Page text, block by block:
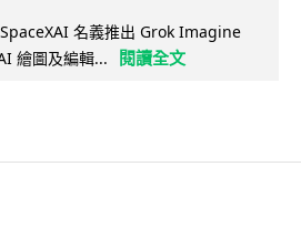
名義推出 Grok Imagine
繪圖及編輯...
閱讀全文